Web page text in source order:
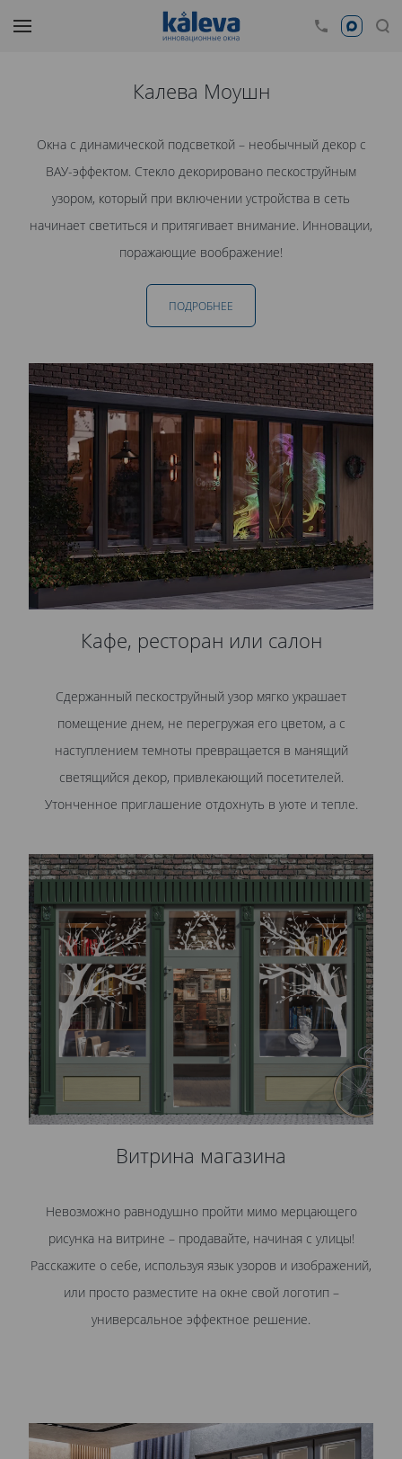
Калева Моушн
Окна с динамической подсветкой – необычный декор с
ВАУ-эффектом. Стекло декорировано пескоструйным
узором, который при включении устройства в сеть
начинает светиться и притягивает внимание. Инновации,
поражающие воображение!
ПОДРОБНЕЕ
Кафе, ресторан или салон
Сдержанный пескоструйный узор мягко украшает
помещение днем, не перегружая его цветом, а с
наступлением темноты превращается в манящий
светящийся декор, привлекающий посетителей.
Утонченное приглашение отдохнуть в уюте и тепле.
Витрина магазина
Невозможно равнодушно пройти мимо мерцающего
рисунка на витрине – продавайте, начиная с улицы!
Расскажите о себе, используя язык узоров и изображений,
или просто разместите на окне свой логотип –
универсальное эффектное решение.